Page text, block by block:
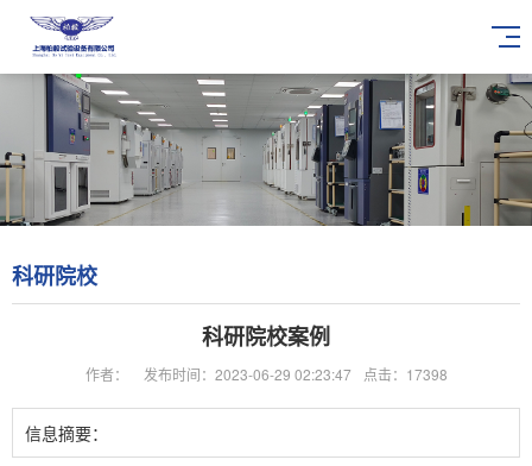
科研院校
科研院校案例
作者： 发布时间：2023-06-29 02:23:47 点击：17398
信息摘要：